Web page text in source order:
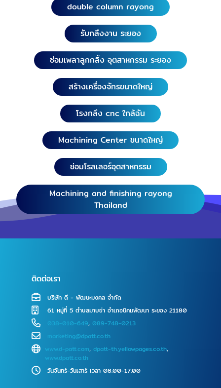
double column rayong
รับกลึงงาน ระยอง
ซ่อมเพลาลูกกลิ้ง อุตสาหกรรม ระยอง
สร้างเครื่องจักรขนาดใหญ่
โรงกลึง cnc ใกล้ฉัน
Machining Center ขนาดใหญ่
ซ่อมโรลเลอร์อุตสาหกรรม
Machining and finishing rayong
Thailand
ติดต่อเรา
บริษัท ดี - พัฒนะมงคล จำกัด
61 หมู่ที่ 5 ตำบลมาบข่า อำเภอนิคมพัฒนา ระยอง 21180
038-010-649, 089-748-0213
marketing@dpatt.co.th
www.d-patt.com,dpatt-th.yellowpages.co.th,
www.dpatt.co.th
วันจันทร์-วันเสาร์ เวลา 08:00-17:00